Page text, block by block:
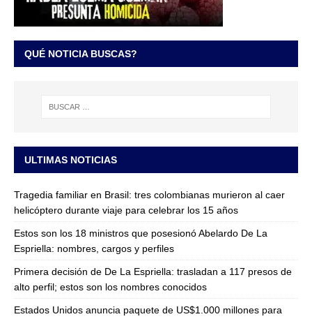
QUÉ NOTICIA BUSCAS?
ULTIMAS NOTICIAS
Tragedia familiar en Brasil: tres colombianas murieron al caer
helicóptero durante viaje para celebrar los 15 años
Estos son los 18 ministros que posesionó Abelardo De La
Espriella: nombres, cargos y perfiles
Primera decisión de De La Espriella: trasladan a 117 presos de
alto perfil; estos son los nombres conocidos
Estados Unidos anuncia paquete de US$1.000 millones para